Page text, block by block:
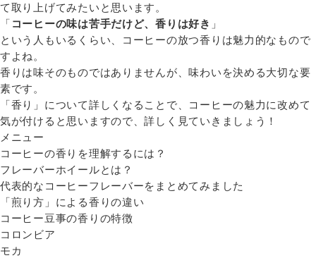
て取り上げてみたいと思います。
「 コーヒーの味は苦手だけど、香りは好き 」
という人もいるくらい、コーヒーの放つ香りは魅力的なもので
すよね。
香りは味そのものではありませんが、味わいを決める大切な要
素です。
「香り」について詳しくなることで、コーヒーの魅力に改めて
気が付けると思いますので、詳しく見ていきましょう！
メニュー
コーヒーの香りを理解するには？
フレーバーホイールとは？
代表的なコーヒーフレーバーをまとめてみました
「煎り方」による香りの違い
コーヒー豆事の香りの特徴
コロンビア
モカ